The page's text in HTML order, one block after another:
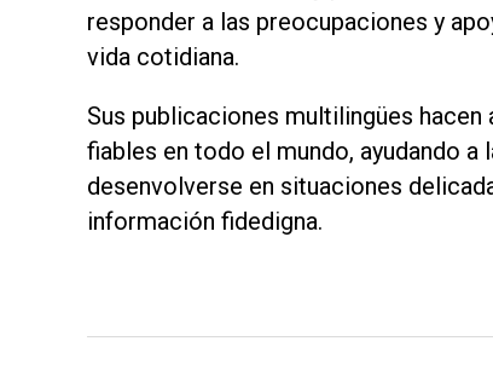
responder a las preocupaciones y
vida cotidiana.
Sus publicaciones multilingües
fiables en todo el mundo, ayudando a
desenvolverse en situaciones
información fidedigna.